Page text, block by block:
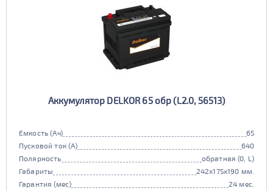
Аккумулятор DELKOR 65 обр (L2.0, 56513)
Емкость (Ач)
65
Пусковой ток (А)
640
Полярность
обратная (0, L)
Габариты
242x175x190 мм.
Гарантия (мес)
24 мес.